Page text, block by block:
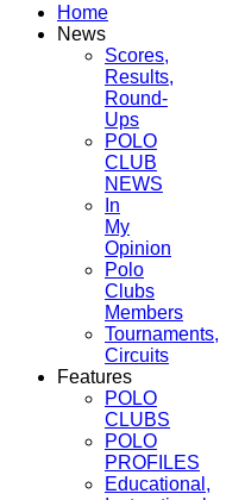
Home
News
Scores,
Results,
Round-
Ups
POLO
CLUB
NEWS
In
My
Opinion
Polo
Clubs
Members
Tournaments,
Circuits
Features
POLO
CLUBS
POLO
PROFILES
Educational,